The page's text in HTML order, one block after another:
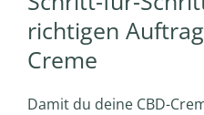
richtigen
Creme
Damit du deine CBD-